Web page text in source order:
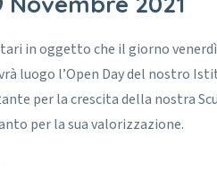
in oggetto che il giorno
luogo l’Open Day del nostro
per la crescita della nostra
per la sua valorizzazione.